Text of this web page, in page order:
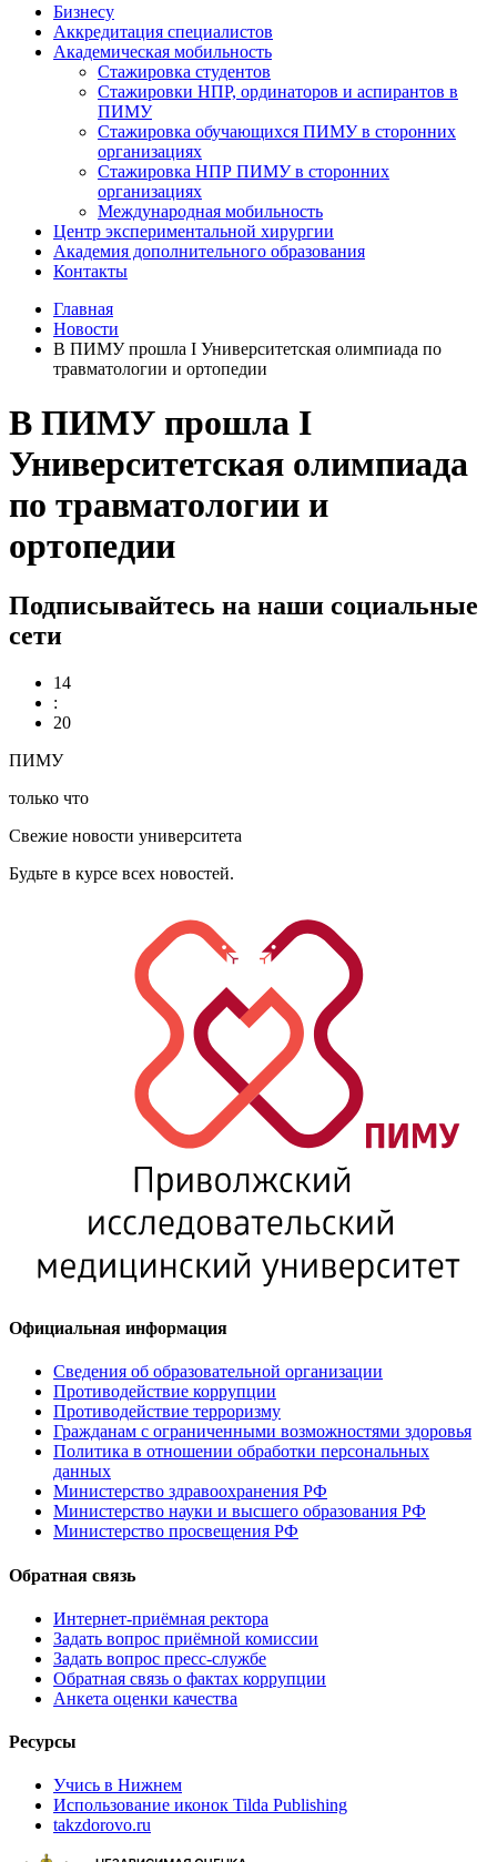
Бизнесу
Аккредитация специалистов
Академическая мобильность
Стажировка студентов
Стажировки НПР, ординаторов и аспирантов в
ПИМУ
Стажировка обучающихся ПИМУ в сторонних
организациях
Стажировка НПР ПИМУ в сторонних
организациях
Международная мобильность
Центр экспериментальной хирургии
Академия дополнительного образования
Контакты
Главная
Новости
В ПИМУ прошла I Университетская олимпиада по
травматологии и ортопедии
В ПИМУ прошла I
Университетская олимпиада
по травматологии и
ортопедии
Подписывайтесь на наши социальные
сети
14
:
20
ПИМУ
только что
Свежие новости университета
Будьте в курсе всех новостей.
Официальная информация
Сведения об образовательной организации
Противодействие коррупции
Противодействие терроризму
Гражданам с ограниченными возможностями здоровья
Политика в отношении обработки персональных
данных
Министерство здравоохранения РФ
Министерство науки и высшего образования РФ
Министерство просвещения РФ
Обратная связь
Интернет-приёмная ректора
Задать вопрос приёмной комиссии
Задать вопрос пресс-службе
Обратная связь о фактах коррупции
Анкета оценки качества
Ресурсы
Учись в Нижнем
Использование иконок Tilda Publishing
takzdorovo.ru